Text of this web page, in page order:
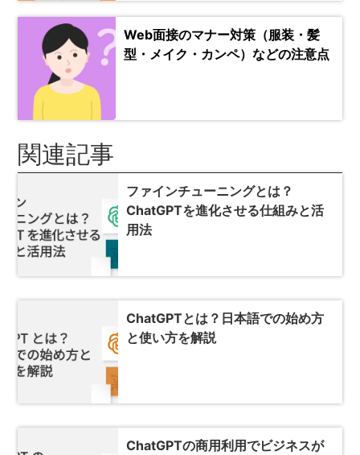
Web面接のマナー対策（服装・髪
型・メイク・カンペ）などの注意点
関連記事
ファインチューニングとは？
ChatGPTを進化させる仕組みと活
用法
ChatGPTとは？日本語での始め方
と使い方を解説
ChatGPTの商用利用でビジネスが